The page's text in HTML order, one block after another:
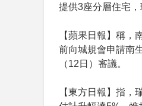
提供3座分層住宅
【蘋果日報】稱
前向城規會申請南
（12日）審議。
【東方日報】指